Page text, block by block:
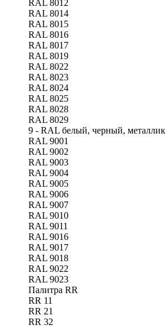
RAL 8012
RAL 8014
RAL 8015
RAL 8016
RAL 8017
RAL 8019
RAL 8022
RAL 8023
RAL 8024
RAL 8025
RAL 8028
RAL 8029
9 - RAL белый, черный, металлик
RAL 9001
RAL 9002
RAL 9003
RAL 9004
RAL 9005
RAL 9006
RAL 9007
RAL 9010
RAL 9011
RAL 9016
RAL 9017
RAL 9018
RAL 9022
RAL 9023
Палитра RR
RR 11
RR 21
RR 32